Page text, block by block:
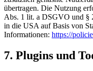
übertragen. Die Nutzung
Abs. 1 lit. a DSGVO und §
in die USA auf Basis von
Informationen: https://
7. Plugins und